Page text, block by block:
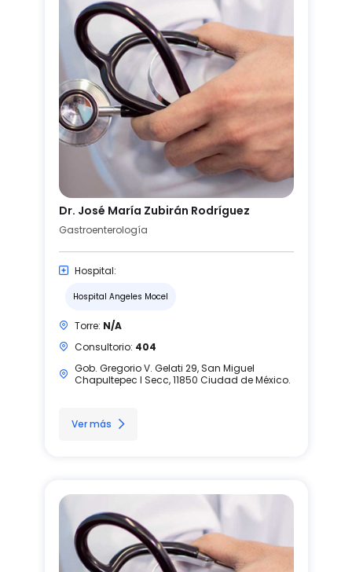
Dr. José María Zubirán Rodríguez
Gastroenterología
Hospital:
Hospital Angeles Mocel
Torre: N/A
Consultorio: 404
Gob. Gregorio V. Gelati 29, San Miguel
Chapultepec I Secc, 11850 Ciudad de México.
Ver más